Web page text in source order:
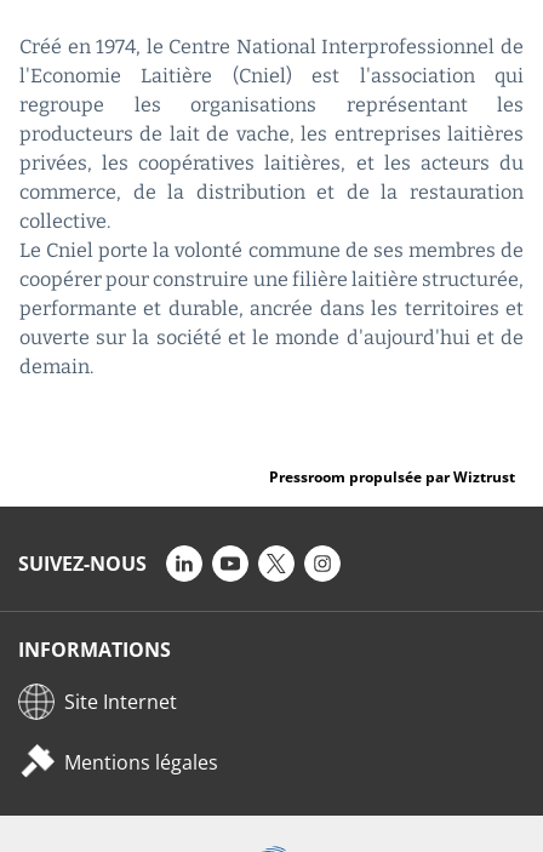
Créé en 1974, le Centre National Interprofessionnel de
l'Economie Laitière (Cniel) est l'association qui
regroupe les organisations représentant les
producteurs de lait de vache, les entreprises laitières
privées, les coopératives laitières, et les acteurs du
commerce, de la distribution et de la restauration
collective.
Le Cniel porte la volonté commune de ses membres de
coopérer pour construire une filière laitière structurée,
performante et durable, ancrée dans les territoires et
ouverte sur la société et le monde d'aujourd'hui et de
demain.
Pressroom propulsée par Wiztrust
SUIVEZ-NOUS
INFORMATIONS
Site Internet
Mentions légales